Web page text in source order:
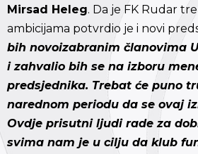
Mirsad Heleg. Da je FK Rudar
ambicijama potvrdio je i novi
bih novoizabranim članovima
i zahvalio bih se na izboru
predsjednika. Trebat će puno
narednom periodu da se ovaj
Ovdje prisutni ljudi rade za
svima nam je u cilju da klub